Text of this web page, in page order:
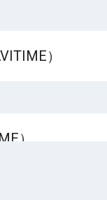
）
）